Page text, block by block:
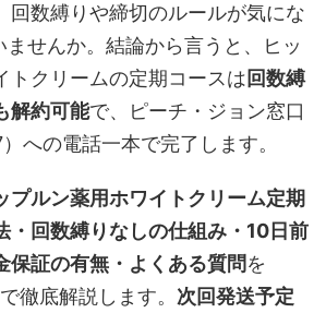
回数縛りや締切のルールが気にな
せんか。結論から言うと、ヒッ
トクリームの定期コースは回数縛
解約可能で、ピーチ・ジョン窓口
への電話一本で完了します。
プルン薬用ホワイトクリーム定期
・回数縛りなしの仕組み・10日前
保証の有無・よくある質問を
徹底解説します。 次回発送予定